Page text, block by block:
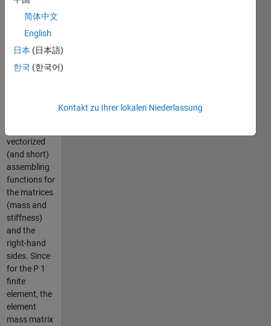
elasticity
dimensional
(2D) and
vectorized
(and short)
assembling
functions for
the matrices
(mass and
stiffness)
and the
right-hand
sides. Since
for the P 1
finite
element, the
element
mass matrix
简体中文
English
日本 (日本語)
한국 (한국어)
Kontakt zu Ihrer lokalen Niederlassung